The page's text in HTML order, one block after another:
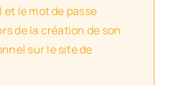
et le mot de passe
de la création de son
sur le site de